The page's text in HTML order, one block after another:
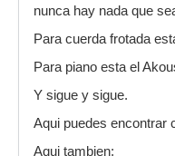
nunca hay nada que
Para cuerda frotada
Para piano esta el
Y sigue y sigue.
Aqui puedes encontrar
Aqui tambien: